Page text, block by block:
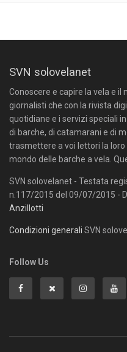
SVN solovelanet
Conoscere e capire la vela e
giornalisti che con la rivista
quotidiane e i servizi speciali
di barche, di catamarani e di
trasmettere a voi lettori la loro
mondo delle barche a vela.
SVN solovelanet - Testata
n.117/2015 del 09/07/2015 -
Anzillotti
Condizioni generali SVN
Follow Us